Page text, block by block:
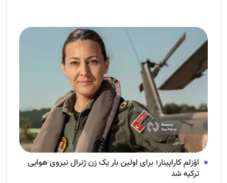
اؤزلم کاراپینار؛ برای اولین بار یک زن ژنرال نیروی هوایی
ترکیه شد